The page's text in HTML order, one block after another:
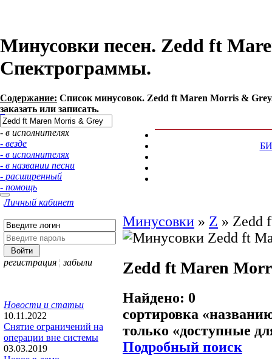
Минусовки песен. Zedd ft
Спектрограммы.
Содержание: Список минусовок. Zedd ft Maren Morris &
заказать или записать.
- в исполнителях
- везде
- в исполнителях
- в названии песни
- расширенный
- помощь
Личный кабинет
регистрация ¦ забыли
Новости и статьи
10.11.2022
Снятие ограничений на
операции вне системы
03.03.2019
Минусовки » Z » Zedd
Zedd ft Maren
Найдено: 0
сортировка «
только «доступные
Подробный поиск